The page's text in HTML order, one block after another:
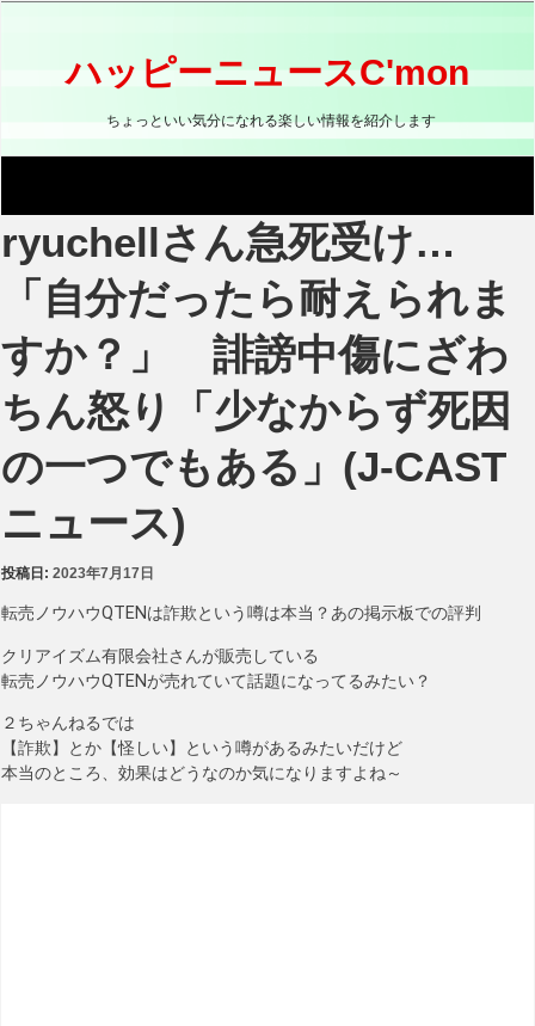
ス
ッ
プ
ハッピーニュースC'mon
ちょっといい気分になれる楽しい情報を紹介します
ryuchellさん急死受け…
「自分だったら耐えられま
すか？」 誹謗中傷にざわ
ちん怒り「少なからず死因
の一つでもある」(J-CAST
ニュース)
投稿日: 2023年7月17日
転売ノウハウQTENは詐欺という噂は本当？あの掲示板での評判
クリアイズム有限会社さんが販売している
転売ノウハウQTENが売れていて話題になってるみたい？
２ちゃんねるでは
【詐欺】とか【怪しい】という噂があるみたいだけど
本当のところ、効果はどうなのか気になりますよね～